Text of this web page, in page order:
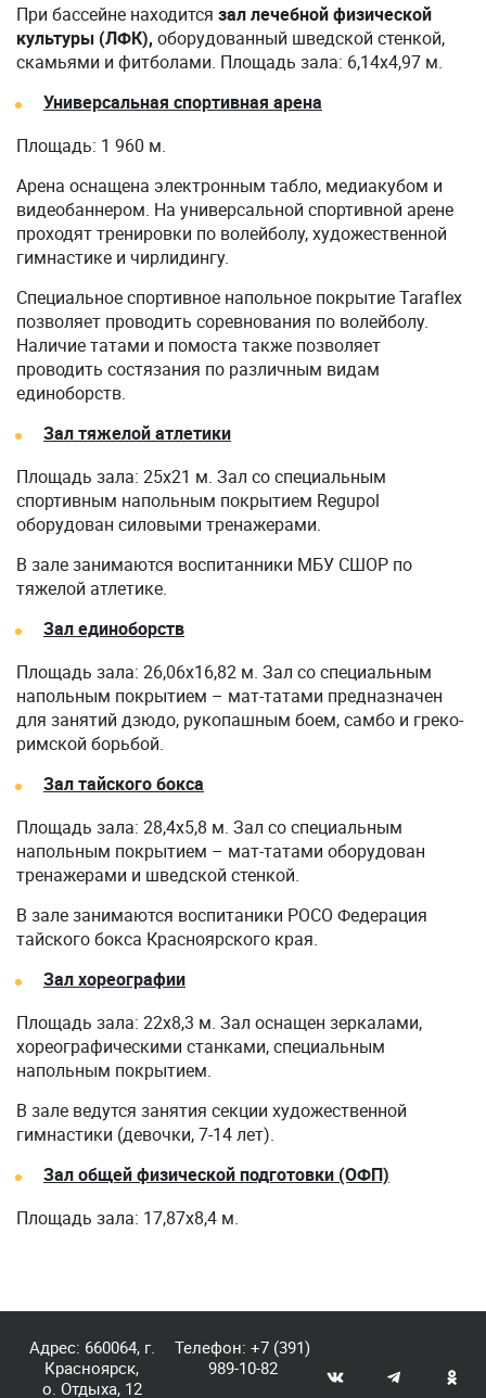
При бассейне находится зал лечебной физической
культуры (ЛФК), оборудованный шведской стенкой,
скамьями и фитболами. Площадь зала: 6,14х4,97 м.
Универсальная спортивная арена
Площадь: 1 960 м.
Арена оснащена электронным табло, медиакубом и
видеобаннером. На универсальной спортивной арене
проходят тренировки по волейболу, художественной
гимнастике и чирлидингу.
Специальное спортивное напольное покрытие Taraflex
позволяет проводить соревнования по волейболу.
Наличие татами и помоста также позволяет
проводить состязания по различным видам
единоборств.
Зал тяжелой атлетики
Площадь зала: 25х21 м. Зал со специальным
спортивным напольным покрытием Regupol
оборудован силовыми тренажерами.
В зале занимаются воспитанники МБУ СШОР по
тяжелой атлетике.
Зал единоборств
Площадь зала: 26,06х16,82 м. Зал со специальным
напольным покрытием – мат-татами предназначен
для занятий дзюдо, рукопашным боем, самбо и греко-
римской борьбой.
Зал тайского бокса
Площадь зала: 28,4х5,8 м. Зал со специальным
напольным покрытием – мат-татами оборудован
тренажерами и шведской стенкой.
В зале занимаются воспитаники РОСО Федерация
тайского бокса Красноярского края.
Зал хореографии
Площадь зала: 22х8,3 м. Зал оснащен зеркалами,
хореографическими станками, специальным
напольным покрытием.
В зале ведутся занятия секции художественной
гимнастики (девочки, 7-14 лет).
Зал общей физической подготовки (ОФП)
Площадь зала: 17,87х8,4 м.
Адрес: 660064, г.
Красноярск,
о. Отдыха, 12
Телефон:+7 (391)
989-10-82